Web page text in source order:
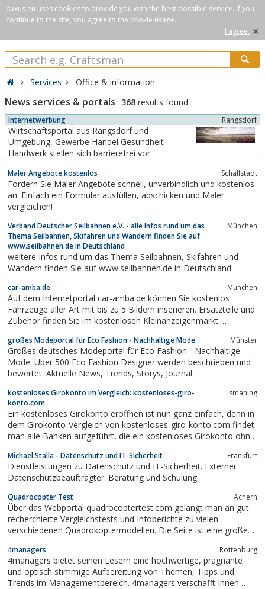
Axxus.eu uses cookies to provide you with the best possible service. If you
continue to the site, you agree to the cookie usage.
I agree. ×
Services Office & information
News services & portals 368 results found
Internetwerbung Rangsdorf
Wirtschaftsportal aus Rangsdorf und
Umgebung, Gewerbe Handel Gesundheit
Handwerk stellen sich barrierefrei vor
Maler Angebote kostenlos Schallstadt
Fordern Sie Maler Angebote schnell, unverbindlich und kostenlos
an. Einfach ein Formular ausfüllen, abschicken und Maler
vergleichen!
Verband Deutscher Seilbahnen e.V. - alle Infos rund um das
Thema Seilbahnen, Skifahren und Wandern finden Sie auf
www.seilbahnen.de in Deutschland
München
weitere Infos rund um das Thema Seilbahnen, Skifahren und
Wandern finden Sie auf www.seilbahnen.de in Deutschland
car-amba.de München
Auf dem Internetportal car-amba.de können Sie kostenlos
Fahrzeuge aller Art mit bis zu 5 Bildern inserieren. Ersatzteile und
Zubehör finden Sie im kostenlosen Kleinanzeigenmarkt.
alles was sich mit 2, 3 oder 4 Rädern beschäftigt. Das
umfangreiche Firmen- u....
großes Modeportal für Eco Fashion - Nachhaltige Mode Münster
Großes deutsches Modeportal für Eco Fashion - Nachhaltige
Mode. Über 500 Eco Fashion Designer werden beschrieben und
bewertet. Aktuelle News, Trends, Storys, Journal.
kostenloses Girokonto im Vergleich: kostenloses-giro-
konto.com
Ismaning
Ein kostenloses Girokonto eröffnen ist nun ganz einfach, denn in
dem Girokonto-Vergleich von kostenloses-giro-konto.com findet
man alle Banken aufgeführt, die ein kostenloses Girokonto ohne
Girokonten dargestellt und miteinander in einen direkten
Vergleich gesetzt....
Michael Stalla - Datenschutz und IT-Sicherheit Frankfurt
Dienstleistungen zu Datenschutz und IT-Sicherheit. Externer
Datenschutzbeauftragter. Beratung und Schulung.
Quadrocopter Test Achern
Über das Webportal quadrocoptertest.com gelangt man an gut
recherchierte Vergleichstests und Infoberichte zu vielen
verschiedenen Quadrokoptermodellen. Die Seite ist eine große
Miniflugschraubers.
4managers Rottenburg
4managers bietet seinen Lesern eine hochwertige, prägnante
und optisch stimmige Aufbereitung von Themen, Tipps und
Trends im Managementbereich. 4managers verschafft Ihnen